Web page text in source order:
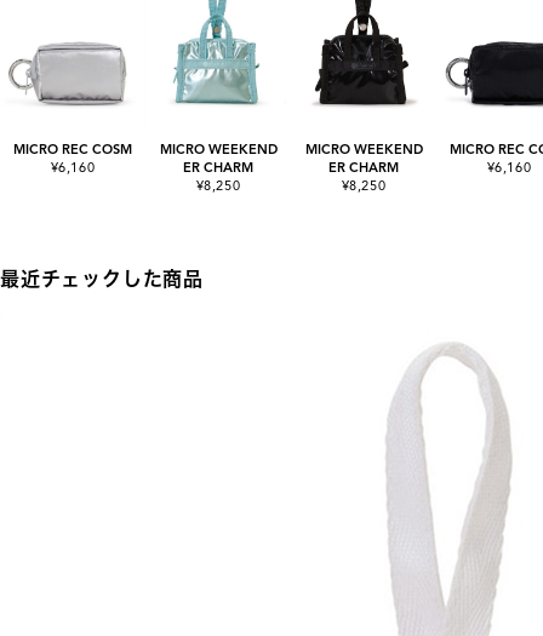
MICRO REC COSM
¥6,160
MICRO WEEKEND
ER CHARM
¥8,250
MICRO WEEKEND
ER CHARM
¥8,250
MICRO REC
¥6,160
最近チェックした商品